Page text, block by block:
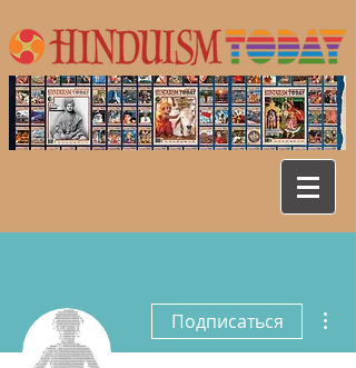
Подписаться